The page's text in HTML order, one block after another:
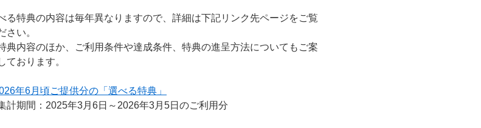
る特典の内容は毎年異なりますので、詳細は下記リンク先ページをご覧
さい。
典内容のほか、ご利用条件や達成条件、特典の進呈方法についてもご案
ております。
年6月頃ご提供分の「選べる特典」
計期間：2025年3月6日～2026年3月5日のご利用分